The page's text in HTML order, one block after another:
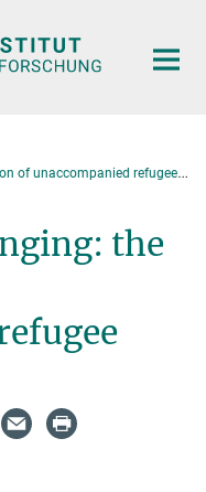
unaccompanied refugee youth
the